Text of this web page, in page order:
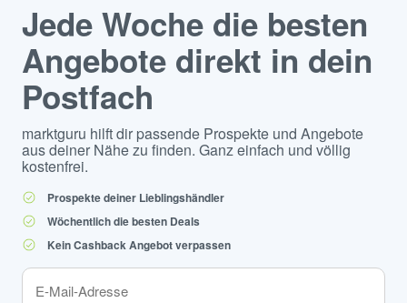
Jede Woche die besten
Angebote direkt in dein
Postfach
marktguru hilft dir passende Prospekte und Angebote
aus deiner Nähe zu finden. Ganz einfach und völlig
kostenfrei.
Prospekte deiner Lieblingshändler
Wöchentlich die besten Deals
Kein Cashback Angebot verpassen